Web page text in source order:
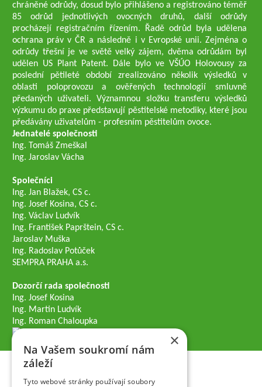
chráněné odrůdy, dosud bylo přihlášeno a registrováno téměř
85 odrůd jednotlivých ovocných druhů, další odrůdy
procházejí registračním řízením. Řadě odrůd byla udělena
ochrana práv v ČR a následně i v Evropské unii. Zejména o
odrůdy třešní je ve světě velký zájem, dvěma odrůdám byl
udělen US Plant Patent. Dále bylo ve VŠÚO Holovousy za
poslední pětileté období zrealizováno několik výsledků v
oblasti poloprovozu a ověřených technologií smluvně
předaných uživateli. Významnou složku transferu výsledků
výzkumu do praxe představují pěstitelské metodiky, které jsou
předávány uživatelům - profesním pěstitelům ovoce.
Jednatelé společnosti
Ing. Tomáš Zmeškal
Ing. Jaroslav Vácha
Společníci
Ing. Jan Blažek, CS c.
Ing. Josef Kosina, CS c.
Ing. Václav Ludvík
Ing. František Paprštein, CS c.
Jaroslav Muška
Ing. Radoslav Potůček
SEMPRA PRAHA a.s.
Dozorčí rada společnosti
Ing. Josef Kosina
Ing. Martin Ludvík
Ing. Roman Chaloupka
×
Na Vašem soukromí nám
záleží
Tyto webové stránky používají soubory